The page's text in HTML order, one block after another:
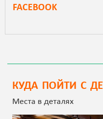
FACEBOOK
КУДА ПОЙТИ С
Места в деталях